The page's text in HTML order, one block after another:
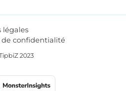
légales
confidentialité
2023